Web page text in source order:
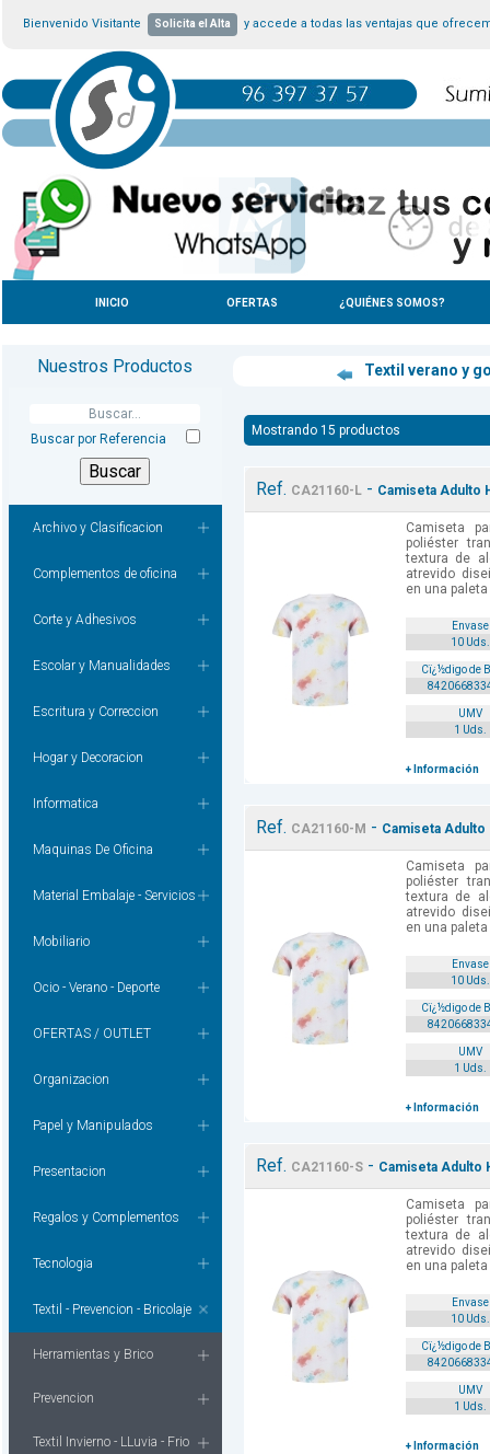
Bienvenido Visitante Solicita el Alta y accede a todas las ventajas que
INICIO OFERTAS ¿QUIÉNES SOMOS?
Nuestros Productos
Buscar por Referencia
Archivo y Clasificacion
Complementos de oficina
Corte y Adhesivos
Escolar y Manualidades
Escritura y Correccion
Hogar y Decoracion
Informatica
Maquinas De Oficina
Material Embalaje - Servicios
Mobiliario
Ocio - Verano - Deporte
OFERTAS / OUTLET
Organizacion
Papel y Manipulados
Presentacion
Regalos y Complementos
Tecnologia
Textil - Prevencion - Bricolaje
Herramientas y Brico
Prevencion
Textil Invierno - LLuvia - Frio
Textil verano y
Mostrando 15 productos
Ref. CA21160-L- Camiseta Adulto
Camiseta
poliéster
textura de
atrevido
en una
Envase
10 Uds.
Cï¿½digo de
UMV
1 Uds.
+ Información
Ref. CA21160-M - Camiseta Adulto
Camiseta
poliéster
textura de
atrevido
en una
Envase
10 Uds.
Cï¿½digo de
UMV
1 Uds.
+ Información
Ref. CA21160-S- Camiseta Adulto
Camiseta
poliéster
textura de
atrevido
en una
Envase
10 Uds.
Cï¿½digo de
UMV
1 Uds.
+ Información